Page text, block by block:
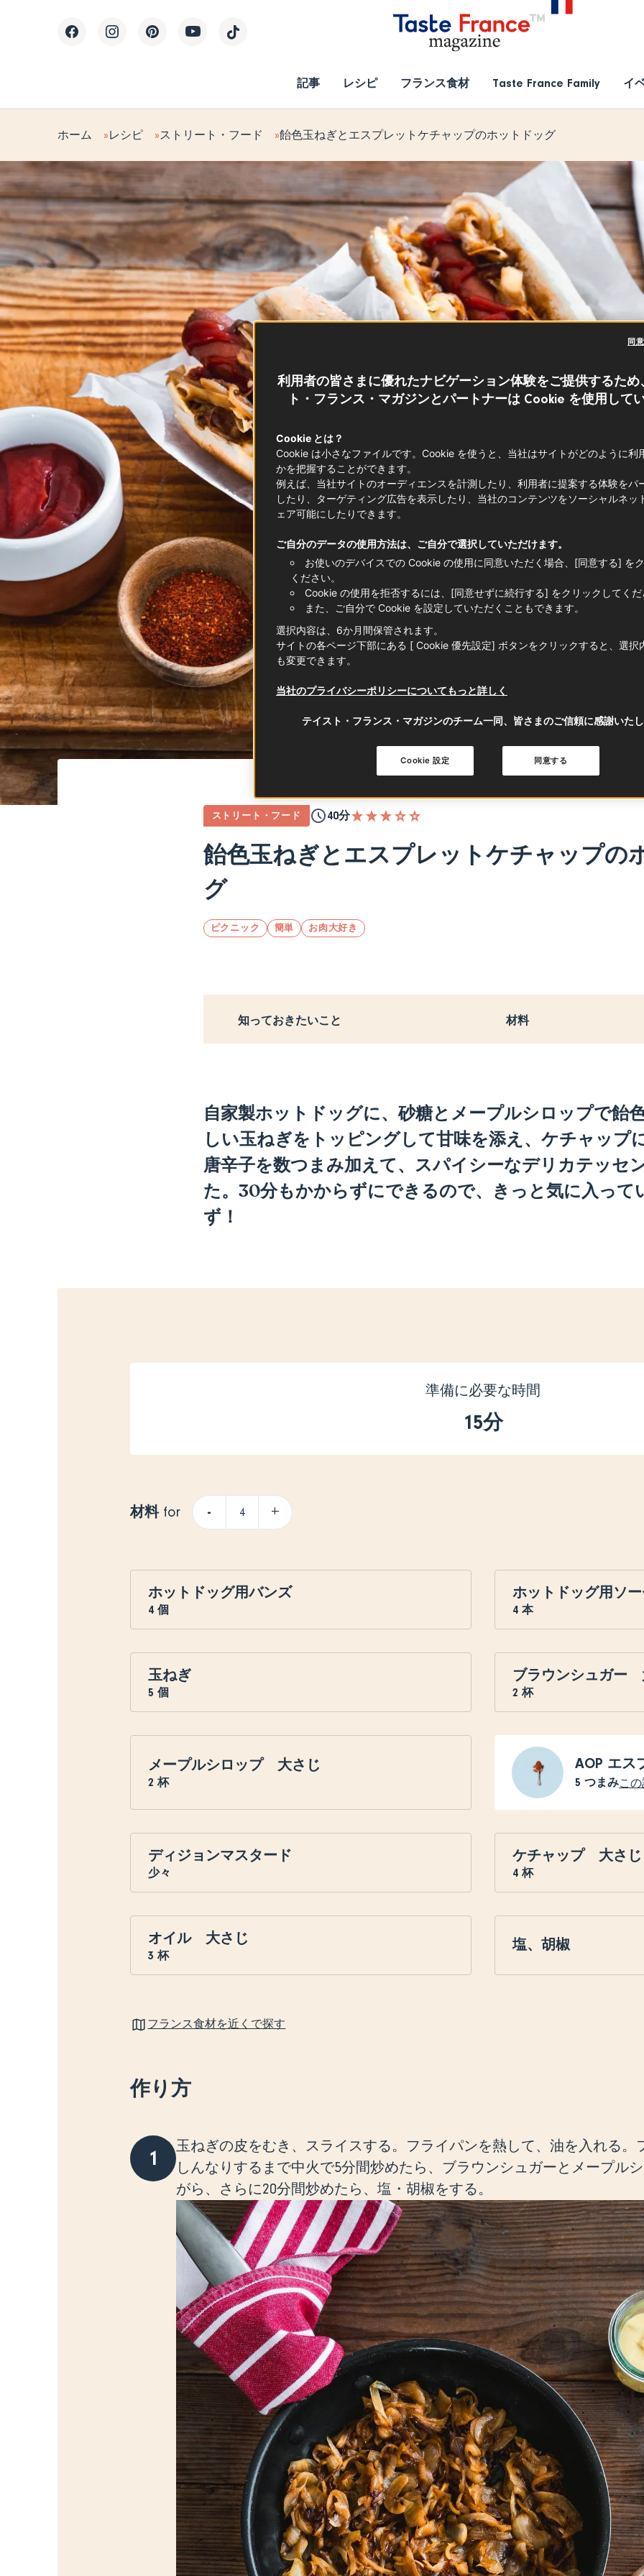
記事 レシピ フランス食材 Taste France Family イ
ホーム レシピ ストリート・フード 飴色玉ねぎとエスプレットケチャップのホットドッグ
ストリート・フード 40分
飴色玉ねぎとエスプレットケチャップの
グ
ピクニック 簡単 お肉大好き
知っておきたいこと 材料
自家製ホットドッグに、砂糖とメープルシロップで飴
しい玉ねぎをトッピングして甘味を添え、ケチャップ
唐辛子を数つまみ加えて、スパイシーなデリカテッセ
た。30分もかからずにできるので、きっと気に入って
ず！
準備に必要な時間
15分
材料for - +
ホットドッグ用バンズ
4個
ホットドッグ用ソ
4 本
玉ねぎ
5個
ブラウンシュガー
2 杯
メープルシロップ 大さじ
2杯
AOP エス
5 つまみこ
ディジョンマスタード
少々
ケチャップ 大さじ
4 杯
オイル 大さじ
3杯
塩、胡椒
フランス食材を近くで探す
作り方
1
玉ねぎの皮をむき、スライスする。フライパンを熱して、油を入れる。
しんなりするまで中火で5分間炒めたら、ブラウンシュガーとメープル
がら、さらに20分間炒めたら、塩・胡椒をする。
利用者の皆さまに優れたナビゲーション体験をご提供するため
ト・フランス・マガジンとパートナーは Cookie を使用して
Cookie とは？
Cookie は小さなファイルです。Cookie を使うと、当社はサイトがどのように利
かを把握することができます。
例えば、当社サイトのオーディエンスを計測したり、利用者に提案する体験をパ
したり、ターゲティング広告を表示したり、当社のコンテンツをソーシャルネッ
ェア可能にしたりできます。
ご自分のデータの使用方法は、ご自分で選択していただけます。
お使いのデバイスでの Cookie の使用に同意いただく場合、[同意する] を
ください。
Cookie の使用を拒否するには、[同意せずに続行する] をクリックしてく
また、ご自分で Cookie を設定していただくこともできます。
選択内容は、6か月間保管されます。
サイトの各ページ下部にある [ Cookie 優先設定] ボタンをクリックすると、選択
も変更できます。
当社のプライバシーポリシーについてもっと詳しく
テイスト・フランス・マガジンのチーム一同、皆さまのご信頼に感謝いた
同
同意する
Cookie 設定